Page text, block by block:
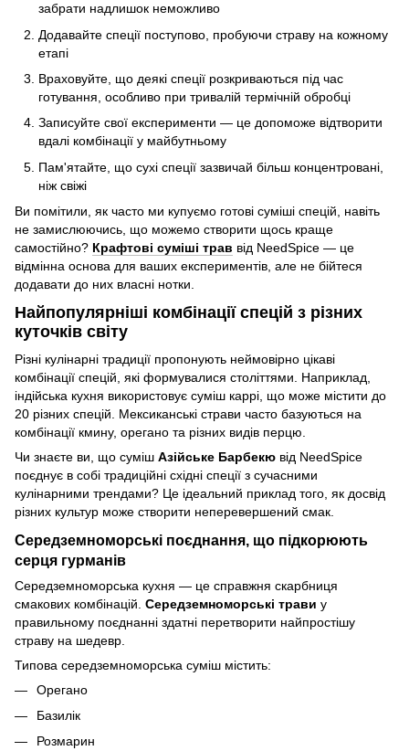
забрати надлишок неможливо
Додавайте спеції поступово, пробуючи страву на кожному
етапі
Враховуйте, що деякі спеції розкриваються під час
готування, особливо при тривалій термічній обробці
Записуйте свої експерименти — це допоможе відтворити
вдалі комбінації у майбутньому
Пам'ятайте, що сухі спеції зазвичай більш концентровані,
ніж свіжі
Ви помітили, як часто ми купуємо готові суміші спецій, навіть
не замислюючись, що можемо створити щось краще
самостійно? Крафтові суміші трав від NeedSpice — це
відмінна основа для ваших експериментів, але не бійтеся
додавати до них власні нотки.
Найпопулярніші комбінації спецій з різних
куточків світу
Різні кулінарні традиції пропонують неймовірно цікаві
комбінації спецій, які формувалися століттями. Наприклад,
індійська кухня використовує суміш каррі, що може містити до
20 різних спецій. Мексиканські страви часто базуються на
комбінації кмину, орегано та різних видів перцю.
Чи знаєте ви, що суміш Азійське Барбекю від NeedSpice
поєднує в собі традиційні східні спеції з сучасними
кулінарними трендами? Це ідеальний приклад того, як досвід
різних культур може створити неперевершений смак.
Середземноморські поєднання, що підкорюють
серця гурманів
Середземноморська кухня — це справжня скарбниця
смакових комбінацій. Середземноморські трави у
правильному поєднанні здатні перетворити найпростішу
страву на шедевр.
Типова середземноморська суміш містить:
Орегано
Базилік
Розмарин